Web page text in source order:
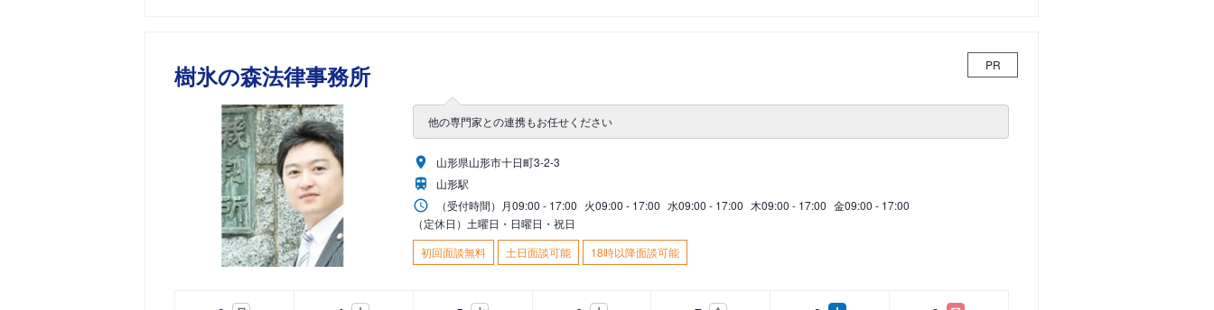
樹氷の森法律事務所 PR
他の専門家との連携もお任せください
山形県山形市十日町3-2-3
山形駅
（受付時間） 月09:00 - 17:00 火09:00 - 17:00 水09:00 - 17:00 木09:00 - 17:00 金09:00 - 17:00
（定休日）土曜日・日曜日・祝日
初回面談無料
土日面談可能 18時以降面談可能